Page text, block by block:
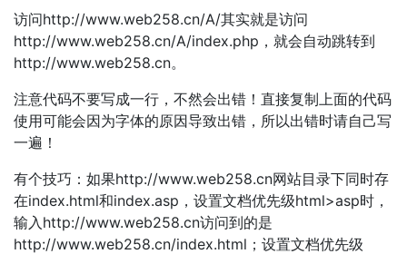
访问http://www.web258.cn/A/其实就是访问
http://www.web258.cn/A/index.php，就会自动跳转到
http://www.web258.cn。
注意代码不要写成一行，不然会出错！直接复制上面的代码
使用可能会因为字体的原因导致出错，所以出错时请自己写
一遍！
有个技巧：如果http://www.web258.cn网站目录下同时存
在index.html和index.asp，设置文档优先级html>asp时，
输入http://www.web258.cn访问到的是
http://www.web258.cn/index.html；设置文档优先级